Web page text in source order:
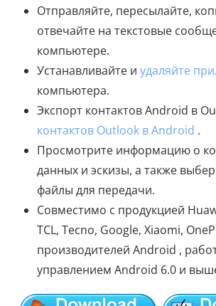
Отправляйте, пересылайте,
отвечайте на текстовые
компьютере.
Устанавливайте и удаляйте
компьютера.
Экспорт контактов Android в
контактов Outlook в Android .
Просмотрите информацию о
данных и эскизы, а также
файлы для передачи.
Совместимо с продукцией
TCL, Tecno, Google, Xiaomi,
производителей Android ,
управлением Android 6.0 и